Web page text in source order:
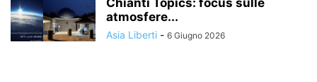
atmosfere...
Asia Liberti - 6 Giugno 2026